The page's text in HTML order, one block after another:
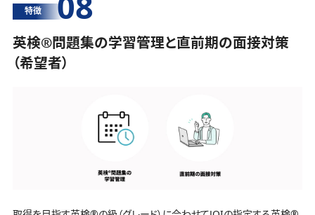
特徴
英検®️問題集の学習管理と直前期の面接対策
（希望者）